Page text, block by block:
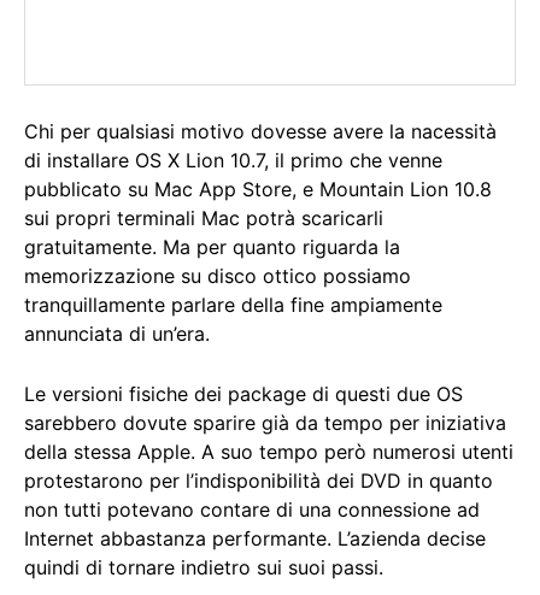
Chi per qualsiasi motivo dovesse avere la nacessità
di installare OS X Lion 10.7, il primo che venne
pubblicato su Mac App Store, e Mountain Lion 10.8
sui propri terminali Mac potrà scaricarli
gratuitamente. Ma per quanto riguarda la
memorizzazione su disco ottico possiamo
tranquillamente parlare della fine ampiamente
annunciata di un’era.
Le versioni fisiche dei package di questi due OS
sarebbero dovute sparire già da tempo per iniziativa
della stessa Apple. A suo tempo però numerosi utenti
protestarono per l’indisponibilità dei DVD in quanto
non tutti potevano contare di una connessione ad
Internet abbastanza performante. L’azienda decise
quindi di tornare indietro sui suoi passi.